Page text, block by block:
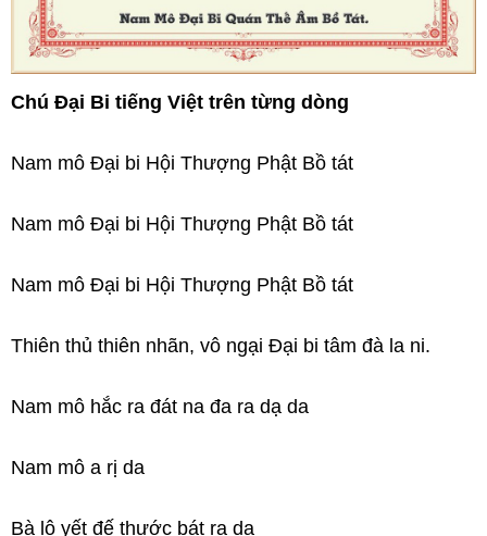
Chú Đại Bi tiếng Việt trên từng dòng
Nam mô Đại bi Hội Thượng Phật Bồ tát
Nam mô Đại bi Hội Thượng Phật Bồ tát
Nam mô Đại bi Hội Thượng Phật Bồ tát
Thiên thủ thiên nhãn, vô ngại Đại bi tâm đà la ni.
Nam mô hắc ra đát na đa ra dạ da
Nam mô a rị da
Bà lô yết đế thước bát ra da